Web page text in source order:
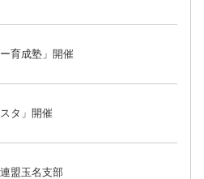
育成塾」開催
タ」開催
盟玉名支部